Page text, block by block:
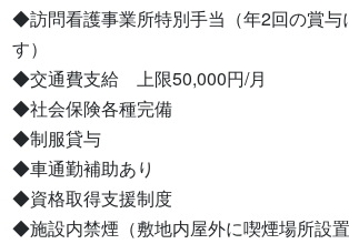
◆訪問看護事業所特別手当（年2回の賞与
す）
◆交通費支給　上限50,000円/月
◆社会保険各種完備
◆制服貸与
◆車通勤補助あり
◆資格取得支援制度
◆施設内禁煙（敷地内屋外に喫煙場所設置